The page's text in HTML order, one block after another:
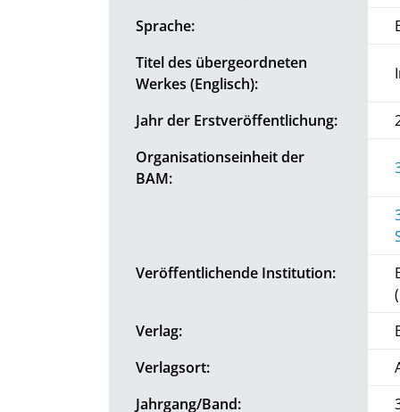
Sprache:
Titel des übergeordneten
Werkes (Englisch):
Jahr der Erstveröffentlichung:
Organisationseinheit der
BAM:
Veröffentlichende Institution:
Verlag:
Verlagsort:
Jahrgang/Band: